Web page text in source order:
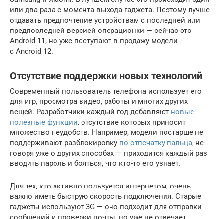
или два раза с момента выхода гаджета. Поэтому лучше
отдавать предпочтение устройствам с последней или
предпоследней версией операционки — сейчас это
Android 11, но уже поступают в продажу модели
с Android 12.
Отсутствие поддержки новых технологий
Современный пользователь телефона использует его
для игр, просмотра видео, работы и многих других
вещей. Разработчики каждый год добавляют новые
полезные функции, отсутствие которых приносит
множество неудобств. Например, модели постарше не
поддерживают разблокировку по отпечатку пальца, не
говоря уже о других способах — приходится каждый раз
вводить пароль и бояться, что кто-то его узнает.
Для тех, кто активно пользуется интернетом, очень
важно иметь быструю скорость подключения. Старые
гаджеты используют 3G — оно подходит для отправки
сообщений и проверки почты, но уже не отвечает